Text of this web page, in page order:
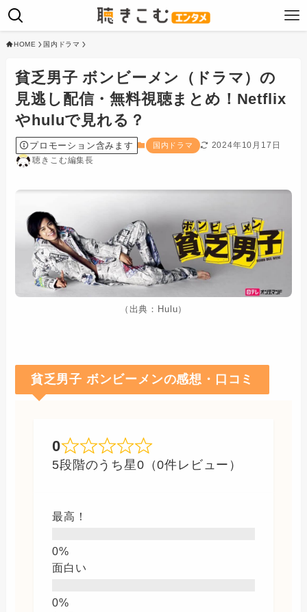
HOME 国内ドラマ
貧乏男子 ボンビーメン（ドラマ）の
見逃し配信・無料視聴まとめ！Netflix
やhuluで見れる？
プロモーション含みます 国内ドラマ
2024年10月17日
聴きこむ編集長
（出典：Hulu）
貧乏男子 ボンビーメンの感想・口コミ
0
5段階のうち星0（0件レビュー）
最高！
面白い